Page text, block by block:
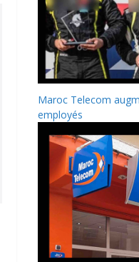
Maroc Telecom
employés